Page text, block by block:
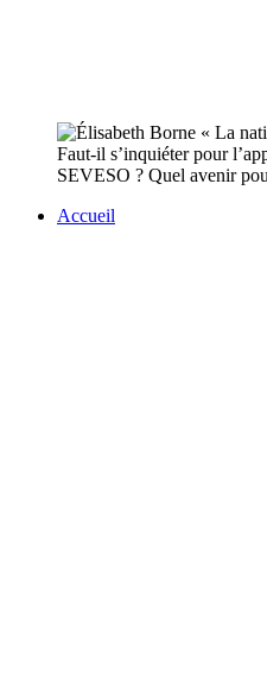
Faut-il s’inquiéter pour
SEVESO ? Quel avenir
Accueil